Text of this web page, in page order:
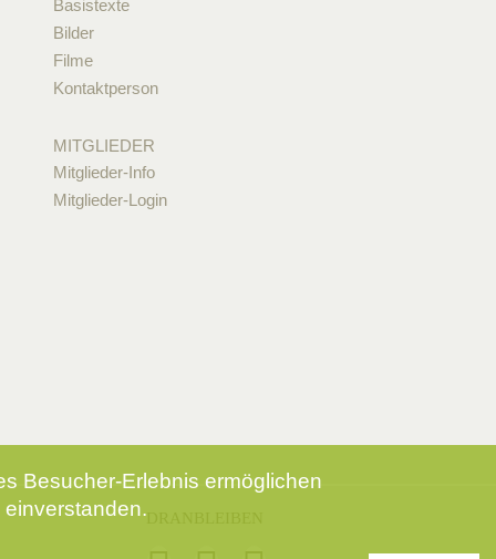
Basistexte
Bilder
Filme
Kontaktperson
MITGLIEDER
Mitglieder-Info
Mitglieder-Login
Besucher-Erlebnis ermöglichen